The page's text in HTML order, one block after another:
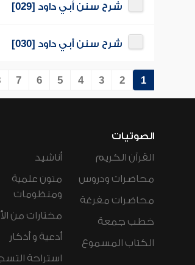
شرح سنن أبي داود [029]
شرح سنن أبي داود [030]
1
2
3
4
5
6
7
الصوتيات
القرآن الكريم
محاضرات ودروس
محاضرات مفرغة
خطب جمعة
الكتاب المسموع
أناشيد
متون علمية
ومنظومات
مختارات من
أدعية و أذكار
استراحة